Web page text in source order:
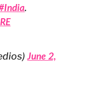
.
June 2,